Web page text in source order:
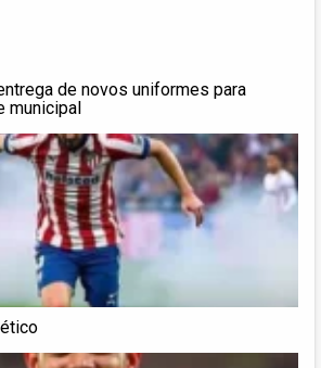
de novos uniformes para
municipal